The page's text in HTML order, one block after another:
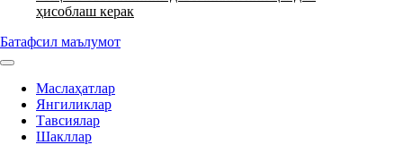
ҳисоблаш керак
Батафсил маълумот
Маслаҳатлар
Янгиликлар
Тавсиялар
Шакллар